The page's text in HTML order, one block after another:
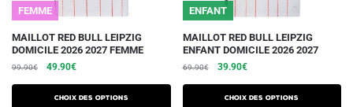
du
produit
du
produit
FEMME
MAILLOT RED BULL LEIPZIG
DOMICILE 2026 2027 FEMME
99.90€
Le
initial
49.90€Le
actuel
Choix des options
Ce
produit
a
plusieurs
ENFANT
MAILLOT RED BULL LEIPZIG
ENFANT DOMICILE 2026 2027
69.90€
Le
initial
39.90€Le
actuel
Choix des options
Ce
produit
a
plusieurs